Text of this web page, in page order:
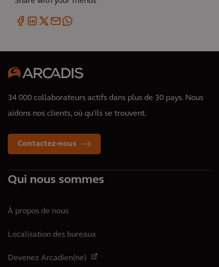
34 000 collaborateurs actifs dans plus de 30 pays. Nous
aidons nos clients, où qu'ils se trouvent.
Contactez-nous
Qui nous sommes
À propos de nous
Localisation des bureaux
Devenez Arcadien(ne)